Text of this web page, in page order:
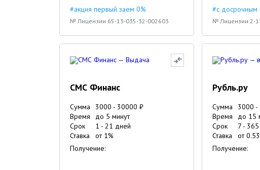
#акция первый заем 0%
№ Лицензии 65-13-035-32-002603
#с досрочным
№ Лицензии 2-
СМС Финанс
Сумма 3000 - 30000 ₽
Время
до 5 минут
Срок
1 - 21 дней
Ставка
от 1%
Получение:
Рубль.ру
Сумма 3000 -
Время
до 15
Срок
7 - 365
Ставка
от0.53
Получение: